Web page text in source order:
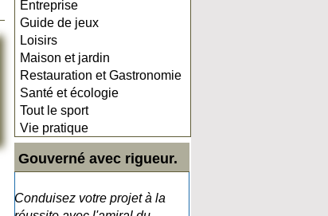
Entreprise
Guide de jeux
Loisirs
Maison et jardin
Restauration et Gastronomie
Santé et écologie
Tout le sport
Vie pratique
Gouverné avec rigueur.
Conduisez votre projet à la